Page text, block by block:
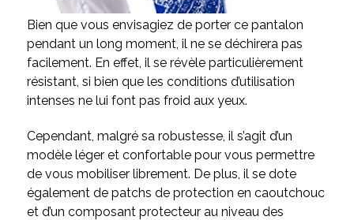
Bien que vous envisagiez de porter ce pantalon
pendant un long moment, il ne se déchirera pas
facilement. En effet, il se révèle particulièrement
résistant, si bien que les conditions d’utilisation
intenses ne lui font pas froid aux yeux.
Cependant, malgré sa robustesse, il s’agit d’un
modèle léger et confortable pour vous permettre
de vous mobiliser librement. De plus, il se dote
également de patchs de protection en caoutchouc
et d’un composant protecteur au niveau des